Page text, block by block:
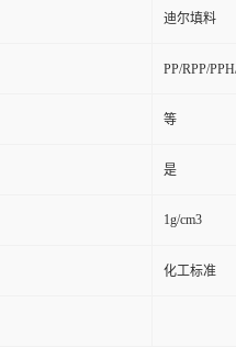
迪尔填料
PP/RPP/
等
是
1g/cm3
化工标准